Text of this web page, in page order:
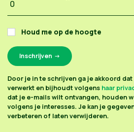
Houd me op de hoogte
Door je in te schrijven ga je akkoord
verwerkt en bijhoudt volgens haar
dat je e-mails wilt ontvangen, houden
volgens je interesses. Je kan je
verbeteren of laten verwijderen.